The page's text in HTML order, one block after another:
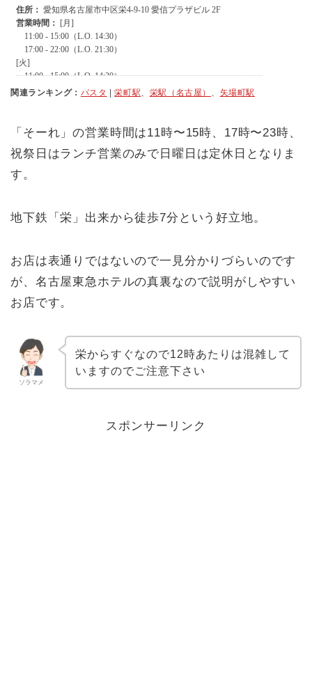
関連ランキング： パスタ |栄町駅 栄駅（名古屋） 矢場町駅
「そーれ」の営業時間は11時〜15時、17時〜23時、
祝祭日はランチ営業のみで日曜日は定休日となりま
す。
地下鉄「栄」出来から徒歩7分という好立地。
お店は表通りではないので一見分かりづらいのです
が、名古屋東急ホテルの真裏なので説明がしやすい
お店です。
ソラマメ
栄からすぐなので12時あたりは混雑して
いますのでご注意下さい
スポンサーリンク